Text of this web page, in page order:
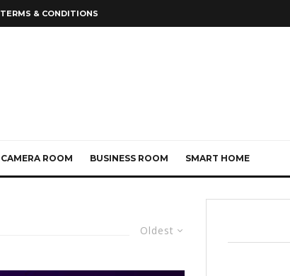
TERMS & CONDITIONS
CAMERA ROOM BUSINESS ROOM SMART HOME
Oldest